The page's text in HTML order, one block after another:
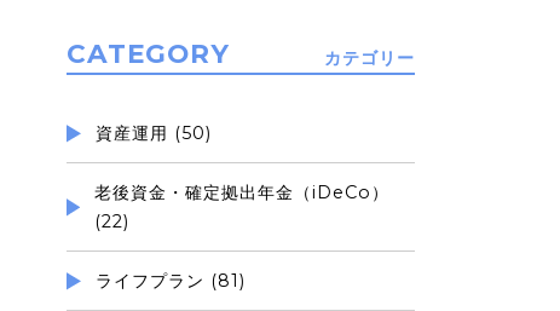
CATEGORY カテゴリー
資産運用 (50)
老後資金・確定拠出年金（iDeCo）
(22)
ライフプラン (81)